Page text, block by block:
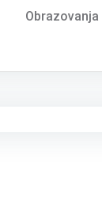
Obrazovanja